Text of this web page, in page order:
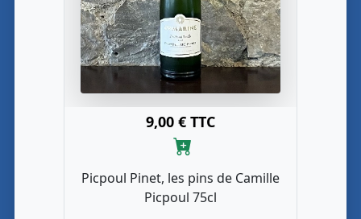
9,00 € TTC
Picpoul Pinet, les pins de Camille
Picpoul 75cl